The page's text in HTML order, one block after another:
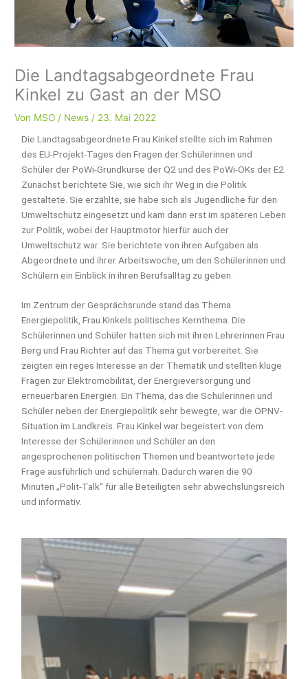
Die Landtagsabgeordnete Frau
Kinkel zu Gast an der MSO
Von MSO / News / 23. Mai 2022
Die Landtagsabgeordnete Frau Kinkel stellte sich im Rahmen
des EU-Projekt-Tages den Fragen der Schülerinnen und
Schüler der PoWi-Grundkurse der Q2 und des PoWi-OKs der E2.
Zunächst berichtete Sie, wie sich ihr Weg in die Politik
gestaltete. Sie erzählte, sie habe sich als Jugendliche für den
Umweltschutz eingesetzt und kam dann erst im späteren Leben
zur Politik, wobei der Hauptmotor hierfür auch der
Umweltschutz war. Sie berichtete von ihren Aufgaben als
Abgeordnete und ihrer Arbeitswoche, um den Schülerinnen und
Schülern ein Einblick in ihren Berufsalltag zu geben.
Im Zentrum der Gesprächsrunde stand das Thema
Energiepolitik, Frau Kinkels politisches Kernthema. Die
Schülerinnen und Schüler hatten sich mit ihren Lehrerinnen Frau
Berg und Frau Richter auf das Thema gut vorbereitet. Sie
zeigten ein reges Interesse an der Thematik und stellten kluge
Fragen zur Elektromobilität, der Energieversorgung und
erneuerbaren Energien. Ein Thema, das die Schülerinnen und
Schüler neben der Energiepolitik sehr bewegte, war die ÖPNV-
Situation im Landkreis. Frau Kinkel war begeistert von dem
Interesse der Schülerinnen und Schüler an den
angesprochenen politischen Themen und beantwortete jede
Frage ausführlich und schülernah. Dadurch waren die 90
Minuten „Polit-Talk“ für alle Beteiligten sehr abwechslungsreich
und informativ.